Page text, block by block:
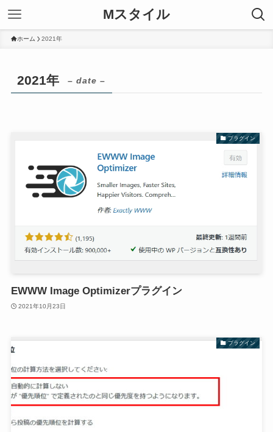
Mスタイル
ホーム 2021年
2021年 – date –
プラグイン
EWWW Image Optimizerプラグイン
2021年10月23日
プラグイン